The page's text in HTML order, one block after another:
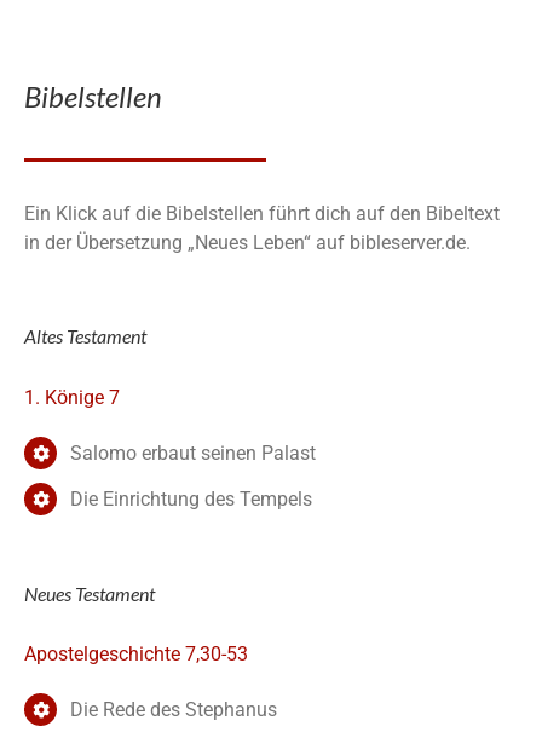
Bibelstellen
Ein Klick auf die Bibelstellen führt dich auf den Bibeltext
in der Übersetzung „Neues Leben“ auf bibleserver.de.
Altes Testament
1. Könige 7
Salomo erbaut seinen Palast
Die Einrichtung des Tempels
Neues Testament
Apostelgeschichte 7,30-53
Die Rede des Stephanus